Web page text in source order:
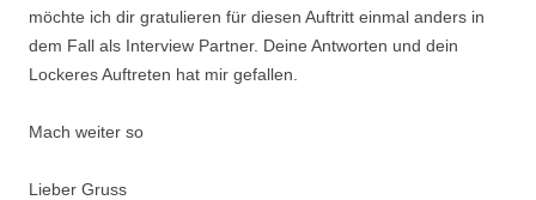
möchte ich dir gratulieren für diesen Auftritt einmal anders in
dem Fall als Interview Partner. Deine Antworten und dein
Lockeres Auftreten hat mir gefallen.
Mach weiter so
Lieber Gruss